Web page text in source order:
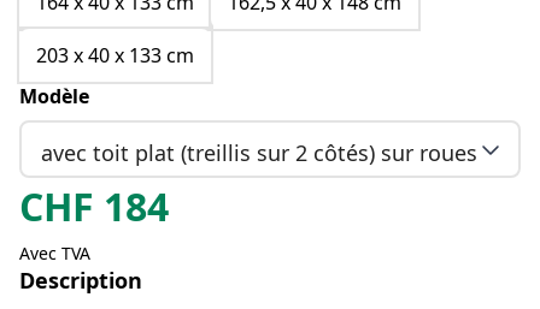
203 x 40 x 133 cm
Modèle
avec toit plat (treillis sur 2 côtés) sur roues
CHF 184
Avec TVA
Description